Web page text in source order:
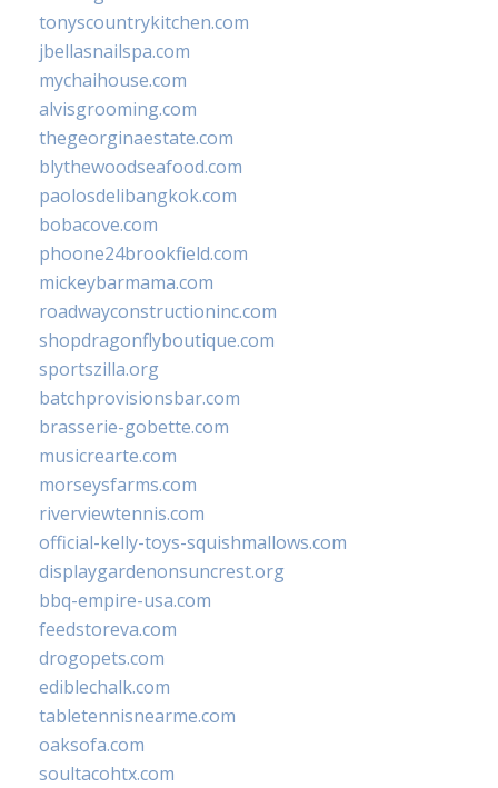
tonyscountrykitchen.com
jbellasnailspa.com
mychaihouse.com
alvisgrooming.com
thegeorginaestate.com
blythewoodseafood.com
paolosdelibangkok.com
bobacove.com
phoone24brookfield.com
mickeybarmama.com
roadwayconstructioninc.com
shopdragonflyboutique.com
sportszilla.org
batchprovisionsbar.com
brasserie-gobette.com
musicrearte.com
morseysfarms.com
riverviewtennis.com
official-kelly-toys-squishmallows.com
displaygardenonsuncrest.org
bbq-empire-usa.com
feedstoreva.com
drogopets.com
ediblechalk.com
tabletennisnearme.com
oaksofa.com
soultacohtx.com